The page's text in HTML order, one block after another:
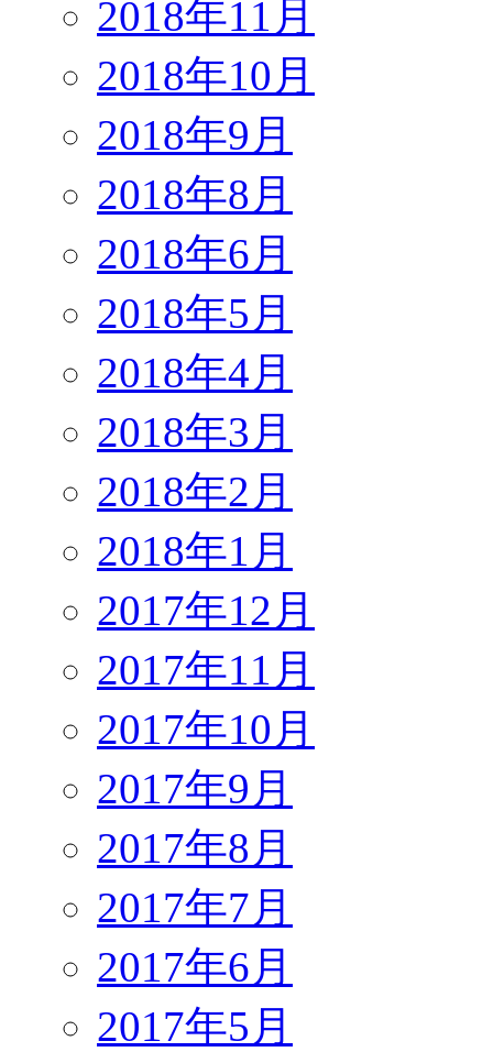
2018年11月
2018年10月
2018年9月
2018年8月
2018年6月
2018年5月
2018年4月
2018年3月
2018年2月
2018年1月
2017年12月
2017年11月
2017年10月
2017年9月
2017年8月
2017年7月
2017年6月
2017年5月